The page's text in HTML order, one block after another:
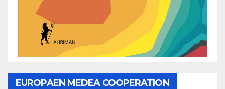
EUROPAEN MEDEA COOPERATION